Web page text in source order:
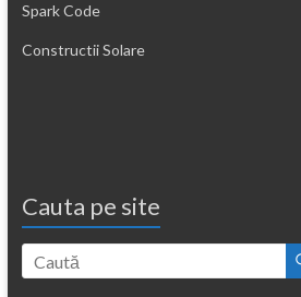
Spark Code
Constructii Solare
Cauta pe site